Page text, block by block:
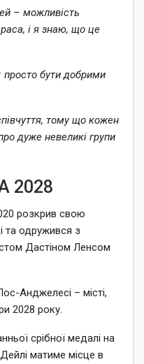
– можливість
і я знаю, що це
просто бути добрими
тому що кожен
дуже невеликі групи
2028
розкрив свою
та одружився з
Дастіном Ленсом
Анджелесі – місті,
2028 року.
срібної медалі на
матиме місце в